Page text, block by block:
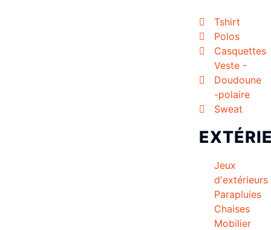
Tshirt
Polos
Casquettes
Veste -
Doudoune
-polaire
Sweat
Jeux
d'extérieurs
Parapluies
Chaises
Mobilier